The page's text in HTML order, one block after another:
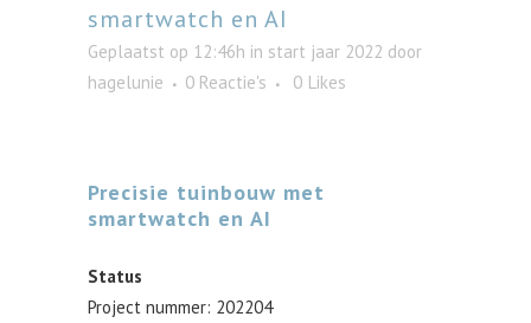
smartwatch en AI
Geplaatst op 12:46h in start jaar 2022 door
hagelunie
0 Reactie's 0 Likes
Precisie tuinbouw met
smartwatch en AI
Status
Project nummer: 202204